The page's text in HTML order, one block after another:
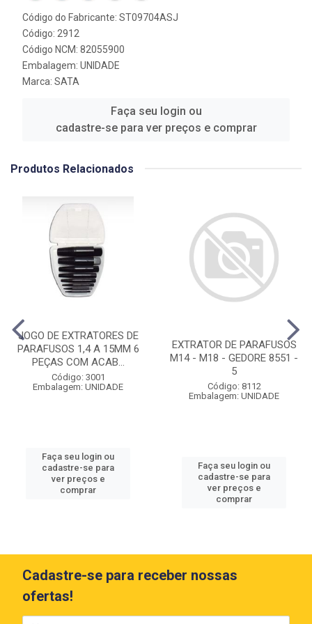
Código do Fabricante: ST09704ASJ
Código: 2912
Código NCM: 82055900
Embalagem: UNIDADE
Marca: SATA
Faça seu login ou
cadastre-se para ver preços e comprar
Produtos Relacionados
JOGO DE EXTRATORES DE
PARAFUSOS 1,4 A 15MM 6
PEÇAS COM ACAB...
Código: 3001
Embalagem: UNIDADE
Faça seu login ou
cadastre-se para
ver preços e
comprar
EXTRATOR DE PARAFUSOS
M14 - M18 - GEDORE 8551 -
5
Código: 8112
Embalagem: UNIDADE
Faça seu login ou
cadastre-se para
ver preços e
comprar
Cadastre-se para receber nossas
ofertas!